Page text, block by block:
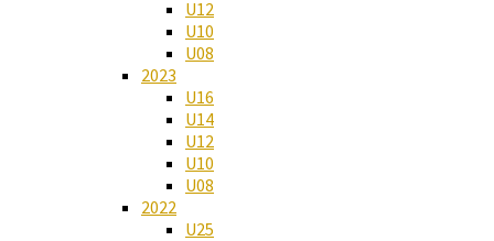
U12
U10
U08
2023
U16
U14
U12
U10
U08
2022
U25